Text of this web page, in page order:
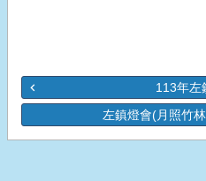
113年左
左鎮燈會(月照竹林